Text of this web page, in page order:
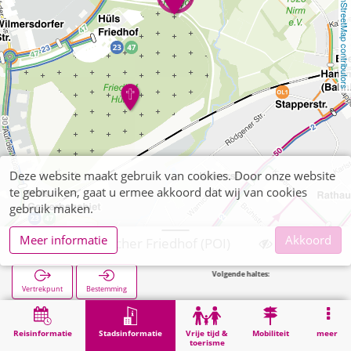
OpenStreetMap contributors
Reisinformatie Stadsinformatie
Vrije tijd &
toerisme
Mobiliteit meer
Aachen, Jüdischer Friedhof (POI)
Vertrekpunt Bestemming
Volgende haltes:
Stadsinformatie Begraafplaatsen Aachen, Jüdischer Friedhof (POI)
Deze website maakt gebruik van cookies. Door onze website
te gebruiken, gaat u ermee akkoord dat wij van cookies
gebruik maken.
Meer informatie
Akkoord